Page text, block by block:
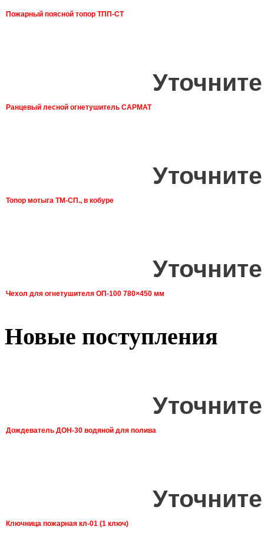
Пожарный поясной топор ТПП-СТ
Ранцевый лесной огнетушитель САРМАТ
Топор мотыга ТМ-СП., в кобуре
Чехол для огнетушителя ОП-100 780×450 мм
Новые поступления
Дождеватель ДОН-30 водяной для полива
Ключница пожарная кл-01 (1 ключ)